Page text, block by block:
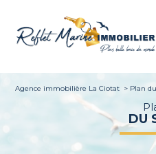
Agence immobilière La Ciotat Plan
DU